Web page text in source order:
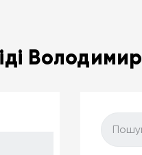
Володимир